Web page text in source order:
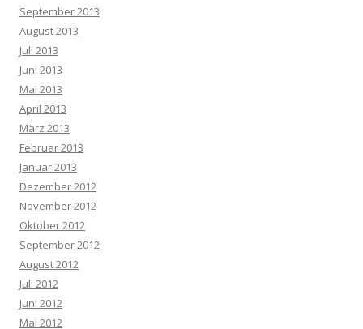
September 2013
August 2013
Juli 2013
Juni 2013
Mai 2013
April 2013
März 2013
Februar 2013
Januar 2013
Dezember 2012
November 2012
Oktober 2012
September 2012
August 2012
Juli 2012
Juni 2012
Mai 2012